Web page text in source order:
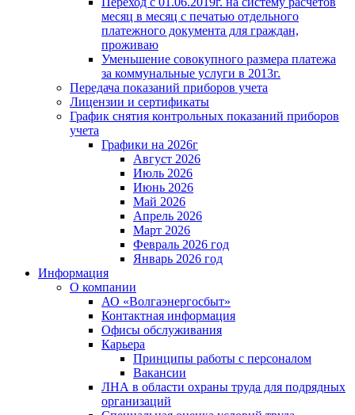
месяц в месяц с печатью отдельного
платежного документа для граждан,
проживаю
Уменьшение совокупного размера платежа
за коммунальные услуги в 2013г.
Передача показаний приборов учета
Лицензии и сертификаты
График снятия контрольных показаний приборов
учета
Графики на 2026г
Август 2026
Июль 2026
Июнь 2026
Май 2026
Апрель 2026
Март 2026
Февраль 2026 год
Январь 2026 год
Информация
О компании
АО «Волгаэнергосбыт»
Контактная информация
Офисы обслуживания
Карьера
Принципы работы с персоналом
Вакансии
ЛНА в области охраны труда для подрядных
организаций